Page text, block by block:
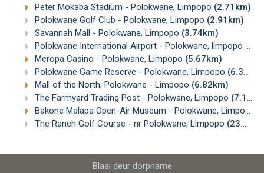
Peter Mokaba Stadium - Polokwane, Limpopo (2.71km)
Polokwane Golf Club - Polokwane, Limpopo (2.91km)
Savannah Mall - Polokwane, Limpopo (3.74km)
Polokwane International Airport - Polokwane, limpopo
Meropa Casino - Polokwane, Limpopo (5.67km)
Polokwane Game Reserve - Polokwane, Limpopo (6.34km)
Mall of the North, Polokwane - Limpopo (6.82km)
The Farmyard Trading Post - Polokwane, Limpopo (7.15km)
Bakone Malapa Open-Air Museum - Polokwane, Limpopo
The Ranch Golf Course - nr Polokwane, Limpopo (23.46km)
Blaai deur dorpname